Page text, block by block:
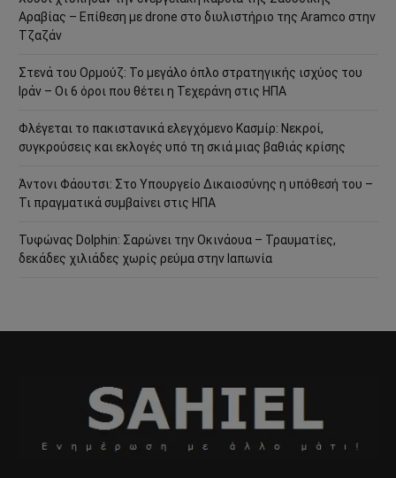
Αραβίας – Επίθεση με drone στο διυλιστήριο της Aramco στην
Τζαζάν
Στενά του Ορμούζ: Το μεγάλο όπλο στρατηγικής ισχύος του
Ιράν – Οι 6 όροι που θέτει η Τεχεράνη στις ΗΠΑ
Φλέγεται το πακιστανικά ελεγχόμενο Κασμίρ: Νεκροί,
συγκρούσεις και εκλογές υπό τη σκιά μιας βαθιάς κρίσης
Άντονι Φάουτσι: Στο Υπουργείο Δικαιοσύνης η υπόθεσή του –
Τι πραγματικά συμβαίνει στις ΗΠΑ
Τυφώνας Dolphin: Σαρώνει την Οκινάουα – Τραυματίες,
δεκάδες χιλιάδες χωρίς ρεύμα στην Ιαπωνία